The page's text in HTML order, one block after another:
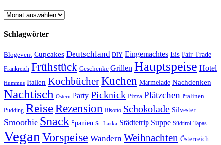
Archiv
Schlagwörter
Blogevent Cupcakes Deutschland DIY Eingemachtes Eis Fair Trade
Frankreich Frühstück Geschenke Grillen Hauptspeise Hotel
Hummus Italien KochbücherKuchen Marmelade Nachdenken
Nachtisch Ostern Party Picknick Pizza Plätzchen Pralinen
Pudding ReiseRezension Risotto Schokolade Silvester
Smoothie Snack Spanien Sri Lanka Städtetrip Suppe Südtirol Tapas
Vegan Vorspeise Wandern Weihnachten Österreich